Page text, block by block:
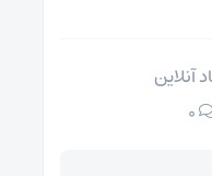
آنلاین
۰